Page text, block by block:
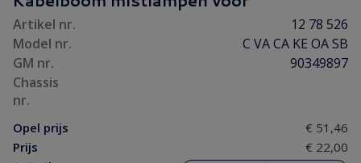
Artikel nr.
12 78 526
Model nr.
C VA CA KE OA SB
GM nr.
90349897
Chassis
nr.
Opel prijs
€ 51,46
Prijs
€ 22,00